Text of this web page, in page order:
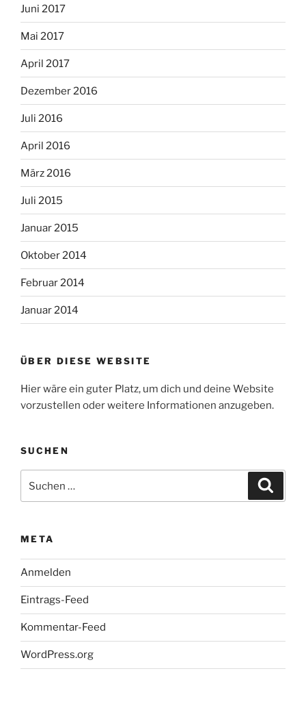
Juni 2017
Mai 2017
April 2017
Dezember 2016
Juli 2016
April 2016
März 2016
Juli 2015
Januar 2015
Oktober 2014
Februar 2014
Januar 2014
ÜBER DIESE WEBSITE
Hier wäre ein guter Platz, um dich und deine Website
vorzustellen oder weitere Informationen anzugeben.
SUCHEN
nach:
META
Anmelden
Eintrags-Feed
Kommentar-Feed
WordPress.org